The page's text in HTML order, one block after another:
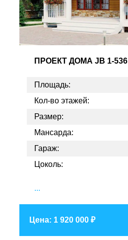
ПРОЕКТ ДОМА JB 1-536
Площадь:
Кол-во этажей:
Размер:
Мансарда:
Гараж:
Цоколь:
...
Цена: 1 920 000 ₽